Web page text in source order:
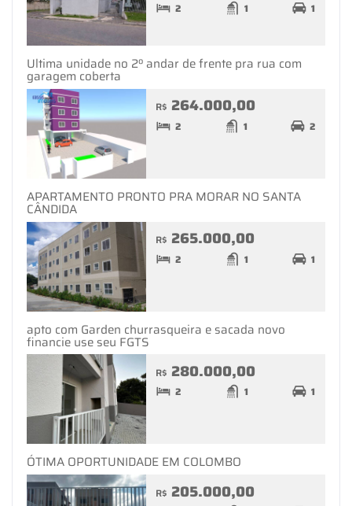
2 1 1
Ultima unidade no 2º andar de frente pra rua com
garagem coberta
R$ 264.000,00
2 1 2
APARTAMENTO PRONTO PRA MORAR NO SANTA
CÂNDIDA
R$ 265.000,00
2 1 1
apto com Garden churrasqueira e sacada novo
financie use seu FGTS
R$ 280.000,00
2 1 1
ÓTIMA OPORTUNIDADE EM COLOMBO
R$ 205.000,00